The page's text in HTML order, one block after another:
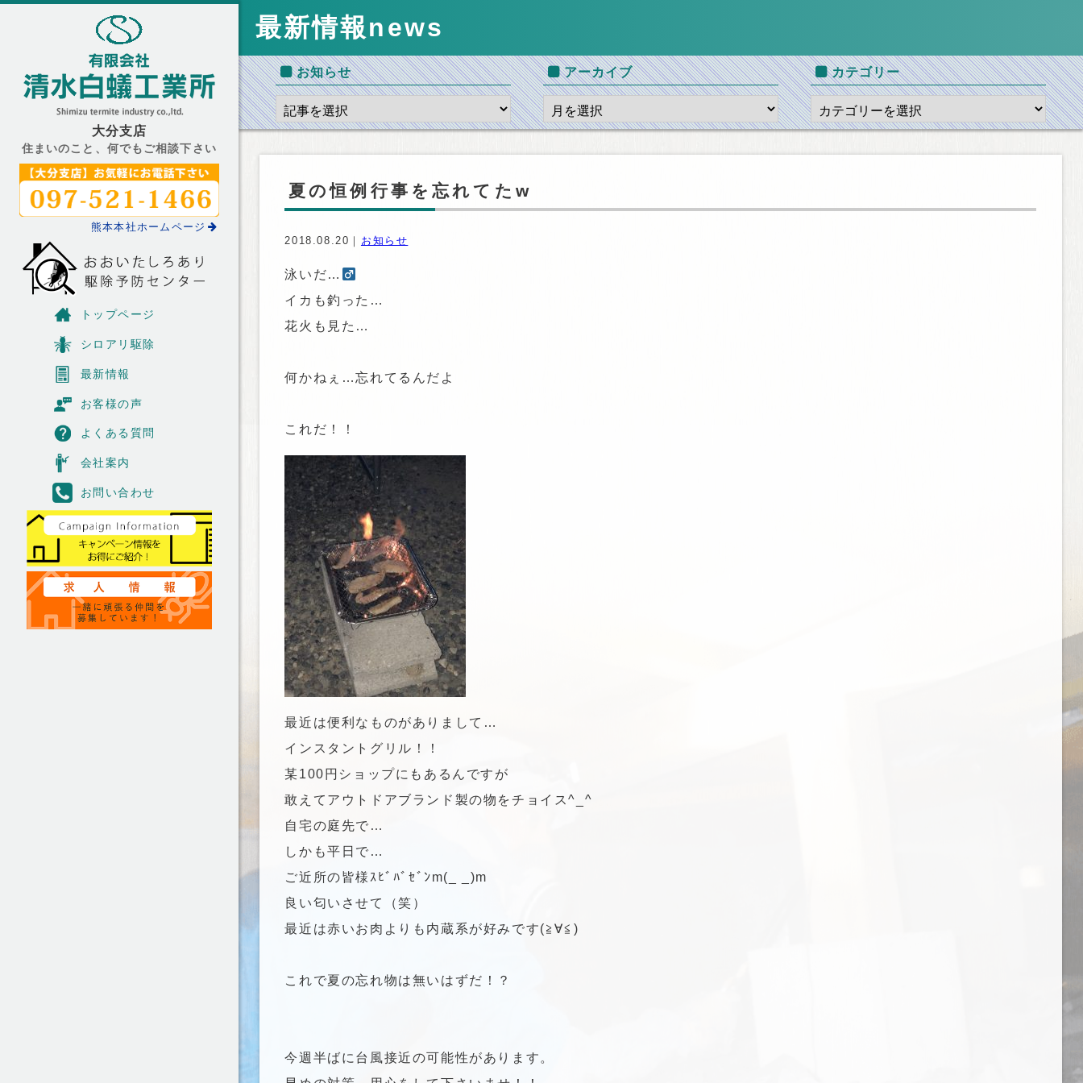
大分支店
住まいのこと、何でもご相談下さい
熊本本社ホームページ
トップページ
シロアリ駆除
最新情報
お客様の声
よくある質問
会社案内
お問い合わせ
最新情報news
お知らせ アーカイブ カテゴリー
夏の恒例行事を忘れてたw
2018.08.20｜ お知らせ
泳いだ…‍
イカも釣った…
花火も見た…
何かねぇ…忘れてるんだよ
これだ！！
最近は便利なものがありまして…
インスタントグリル！！
某100円ショップにもあるんですが
敢えてアウトドアブランド製の物をチョイス^_^
自宅の庭先で…
しかも平日で…
ご近所の皆様ｽﾋﾞﾊﾞｾﾞﾝm(_ _)m
良い匂いさせて（笑）
最近は赤いお肉よりも内蔵系が好みです(≧∀≦)
これで夏の忘れ物は無いはずだ！？
今週半ばに台風接近の可能性があります。